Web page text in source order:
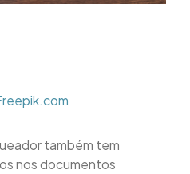
também tem
nos documentos